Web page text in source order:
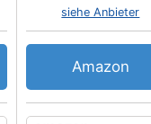
siehe Anbieter
Amazon